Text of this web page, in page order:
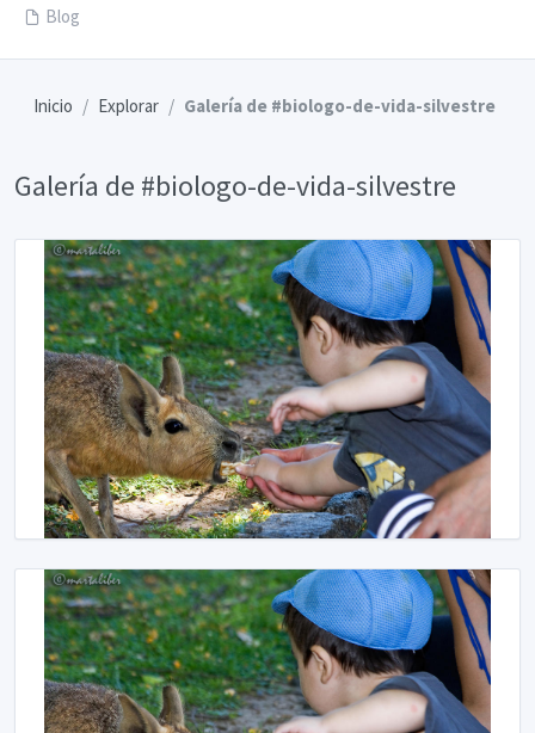
Blog
Inicio Explorar Galería de #biologo-de-vida-silvestre
Galería de #biologo-de-vida-silvestre